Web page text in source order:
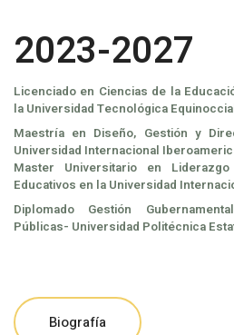
2023-2027
Licenciado en Ciencias de la
la Universidad Tecnológica
Maestría en Diseño, Gestión y
Universidad Internacional
Master Universitario en
Educativos en la Universidad
Diplomado Gestión
Públicas- Universidad Politécnica
Biografía